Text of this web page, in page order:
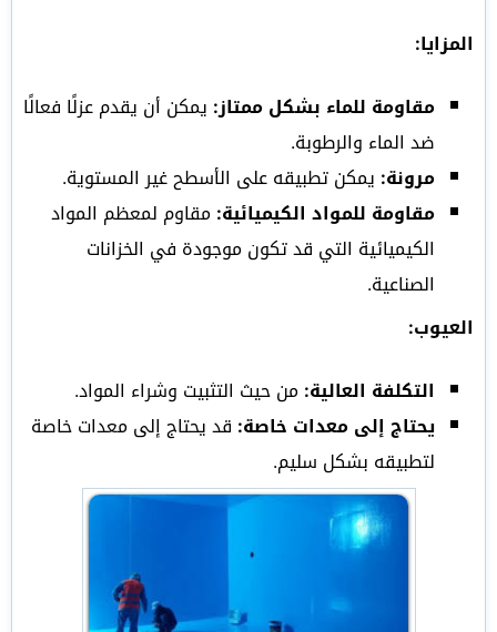
المزايا:
مقاومة للماء بشكل ممتاز: يمكن أن يقدم عزلًا فعالًا
ضد الماء والرطوبة.
مرونة: يمكن تطبيقه على الأسطح غير المستوية.
مقاومة للمواد الكيميائية:مقاوم لمعظم المواد
الكيميائية التي قد تكون موجودة في الخزانات
الصناعية.
العيوب:
التكلفة العالية:من حيث التثبيت وشراء المواد.
يحتاج إلى معدات خاصة: قد يحتاج إلى معدات خاصة
لتطبيقه بشكل سليم.